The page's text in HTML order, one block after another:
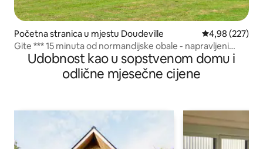
Početna stranica u mjestu Doudeville prosječna
4,98 (227)
Gite *** 15 minuta od normandijske obale - napravljeni
kreveti
Udobnost kao u sopstvenom domu i
odlične mjesečne cijene